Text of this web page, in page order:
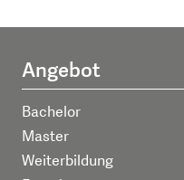
Angebot
Bachelor
Master
Weiterbildung